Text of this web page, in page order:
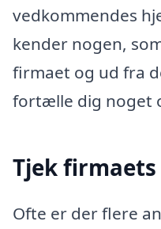
vedkommendes
kender nogen,
firmaet og ud fra
fortælle dig noget
Tjek
Ofte er der flere